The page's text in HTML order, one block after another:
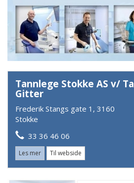
Tannlege Stokke AS v/
Gitter
Frederik Stangs gate 1, 3160
Stokke
33 36 46 06
Les mer Til webside